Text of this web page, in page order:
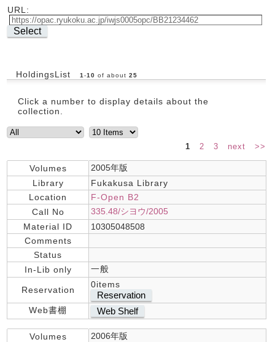
URL:
Select
HoldingsList 1 -10 of about 25
Click a number to display details about the
collection.
1 2 3 next >>
Volumes
2005年版
Library
Fukakusa Library
Location
F-Open B2
Call No
335.48/シヨウ/2005
Material ID
10305048508
Comments
Status
In-Lib only
一般
Reservation
0items
Reservation
Web書棚 Web Shelf
Volumes
2006年版